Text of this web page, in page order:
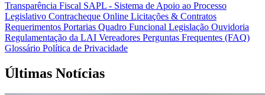
Transparência Fiscal SAPL - Sistema de Apoio ao Processo
Legislativo Contracheque Online Licitações & Contratos
Requerimentos Portarias Quadro Funcional Legislação Ouvidoria
Regulamentação da LAI Vereadores Perguntas Frequentes (FAQ)
Glossário Política de Privacidade
Últimas Notícias